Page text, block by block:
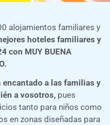
alojamientos familiares y
hoteles familiares y
con MUY BUENA
a las familias y
a vosotros, pues
tanto para niños como
en zonas diseñadas para